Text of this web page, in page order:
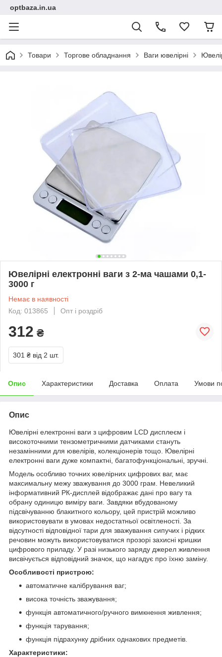
optbaza.in.ua
Товари Торгове обладнання Ваги ювелірні
Ювелірні електронні ваги з 2-ма чашами 0,1-
3000 г
Немає в наявності
Код: 013865
Опт і роздріб
312 ₴
301 ₴ від 2 шт.
Опис Характеристики Доставка Оплата Умови
Опис
Ювелірні електронні ваги з цифровим LCD дисплеєм і
високоточними тензометричними датчиками стануть
незамінними для ювелірів, колекціонерів тощо. Ювелірні
електронні ваги дуже компактні, багатофункціональні, зручні.
Модель особливо точних ювелірних цифрових ваг, має
максимальну межу зважування до 3000 грам. Невеликий
інформативний РК-дисплей відображає дані про вагу та
обрану одиницю виміру ваги. Завдяки вбудованому
підсвічуванню блакитного кольору, цей пристрій можливо
використовувати в умовах недостатньої освітленості. За
відсутності відповідної тари для зважування сипучих і рідких
речовин можуть використовуватися прозорі захисні кришки
цифрового приладу. У разі низького заряду джерел живлення
висвічується відповідний значок, що нагадує про їхню заміну.
Особливості пристрою:
автоматичне калібрування ваг;
висока точність зважування;
функція автоматичного/ручного вимкнення живлення;
функція тарування;
функція підрахунку дрібних однакових предметів.
Характеристики: